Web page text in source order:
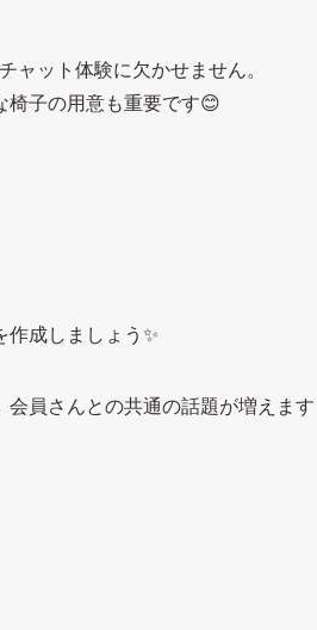
ャット体験に欠かせません。
椅子の用意も重要です😊
成しましょう✨
員さんとの共通の話題が増えま